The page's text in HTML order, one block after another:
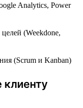
Analytics, Power
(Weekdone,
(Scrum и Kanban)